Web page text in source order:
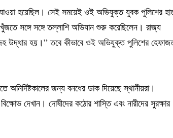
হয়েছিল। সেই সময়েই ওই অভিযুক্ত যুবক পুলিশের
সঙ্গে সঙ্গে তল্লাশি অভিযান শুরু করেছিলেন। রাজ্য
উদ্ধার হয়।” তবে কীভাবে ওই অভিযুক্ত পুলিশের
জন্য বনধের ডাক দিয়েছে স্থানীয়রা।
দেখান। দোষীদের কঠোর শাস্তি এবং নারীদের সুরক্ষার